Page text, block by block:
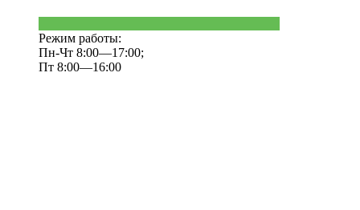
Режим работы:
Пн-Чт 8:00—17:00;
Пт 8:00—16:00